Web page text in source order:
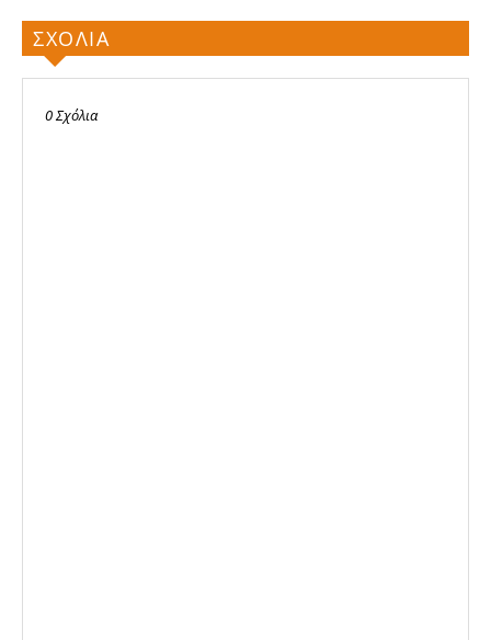
ΣΧΟΛΙΑ
0 Σχόλια